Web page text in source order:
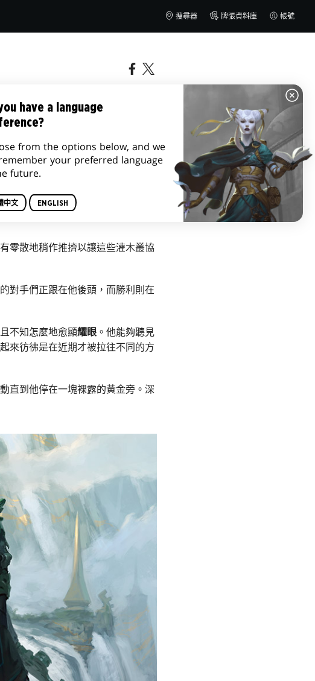
搜尋器 牌張資料庫 帳號
零散地稍作推擠以讓這些灌木叢協
對手們正跟在他後頭，而勝利則在
不知怎麼地愈顯耀眼 。他能夠聽見
來彷彿是在近期才被拉往不同的方
直到他停在一塊裸露的黃金旁。深
have a language
from the options below, and we
your preferred language
future.
中文 ENGLISH